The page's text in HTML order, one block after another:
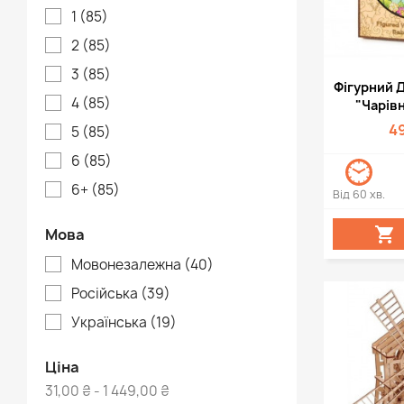
1 (85)
2 (85)
3 (85)
4 (85)
5 (85)
6 (85)
6+ (85)
Мова
Мовонезалежна (40)
Російська (39)
Українська (19)
Ціна
31,00 ₴ - 1 449,00 ₴

Фігурний
Від 60 хв.
